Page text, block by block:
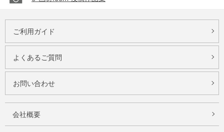
ご利用ガイド
よくあるご質問
お問い合わせ
会社概要